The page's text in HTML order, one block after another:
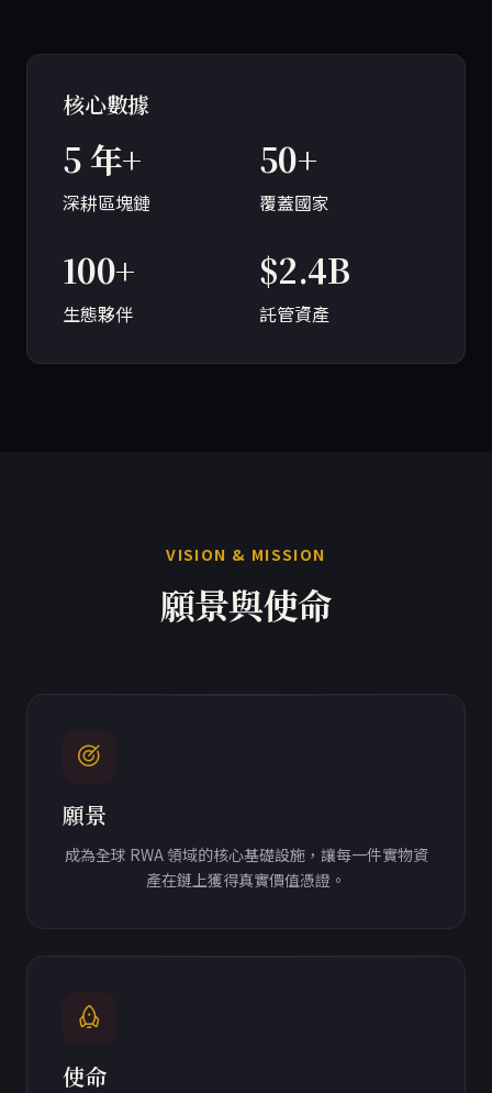
核心數據
5 年+
深耕區塊鏈
50+
覆蓋國家
100+
生態夥伴
$2.4B
託管資產
VISION & MISSION
願景與使命
願景
成為全球 RWA 領域的核心基礎設施，讓每一件實物資
產在鏈上獲得真實價值憑證。
使命